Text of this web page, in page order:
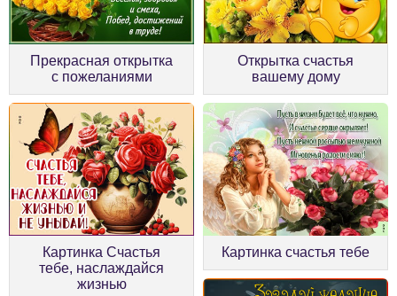
Прекрасная открытка
с пожеланиями
Открытка счастья
вашему дому
Картинка Счастья
тебе, наслаждайся
жизнью
Картинка счастья тебе